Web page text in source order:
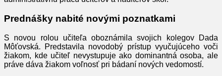
Prednášky nabité novými poznatkami
S novou rolou učiteľa oboznámila svojich kolegov Dada
Môťovská. Predstavila novodobý prístup vyučujúceho voči
žiakom, kde učiteľ nevystupuje ako dominantná osoba, ale
práve dáva žiakom voľnosť pri bádaní nových vedomostí.